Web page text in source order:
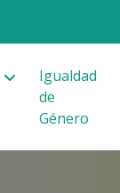
Igualdad
de
Género